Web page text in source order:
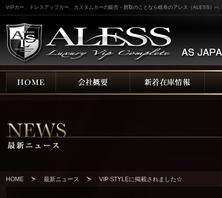
VIPカー、ドレスアップカー、カスタムカーの販売・買取のことなら岐阜のアレス（ALESS）へ
HOME 最新ニュース VIP STYLEに掲載されました☆